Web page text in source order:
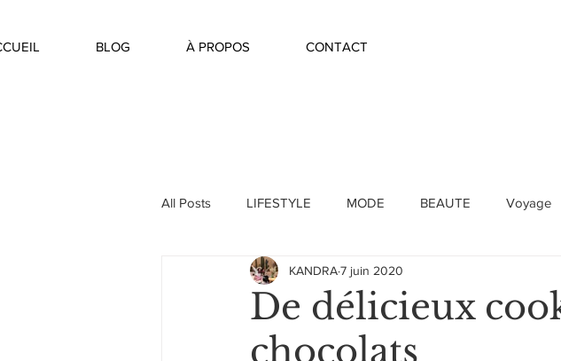
BLOG À PROPOS CONTACT
All Posts LIFESTYLE MODE BEAUTE Voyage
De délicieux
chocolats
KANDRA7 juin 2020